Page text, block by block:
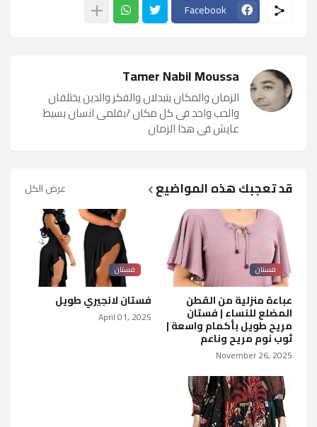
Facebook
Tamer Nabil Moussa
الزمان والمكان يتبدلان والفكر والدين يختلفان
والحب واحد فى كل مكان /بقلمى انسان بسيط
عايش فى هذا الزمان
قد تعجبك هذه المواضيع عرض الكل
فستان
عباءة منزلية من القطن
المضلع للنساء | فستان
مريح طويل بأكمام واسعة |
ثوب نوم مريح وناعم
November 26, 2025
فستان
فستان لانجيري طويل
April 01, 2025